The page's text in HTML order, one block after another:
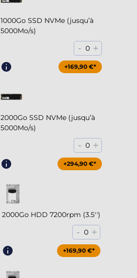
1000Go SSD NVMe (jusqu’à
5000Mo/s)
- 0 +
+169,90 €*
2000Go SSD NVMe (jusqu’à
5000Mo/s)
- 0 +
+294,90 €*
2000Go HDD 7200rpm (3.5'')
- 0 +
+169,90 €*